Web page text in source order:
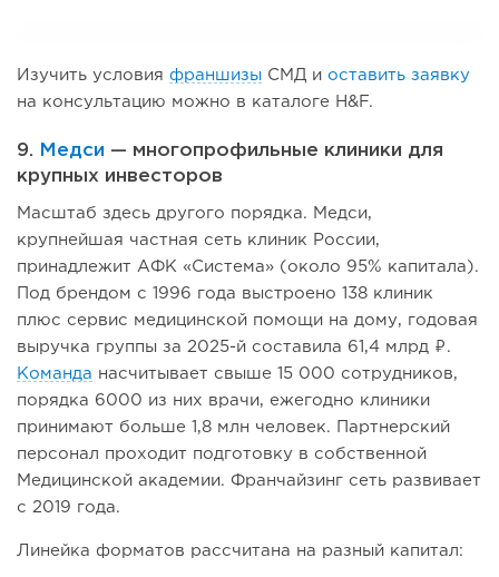
Изучить условия франшизы СМД и оставить заявку
на консультацию можно в каталоге H&F.
9. Медси — многопрофильные клиники для
крупных инвесторов
Масштаб здесь другого порядка. Медси,
крупнейшая частная сеть клиник России,
принадлежит АФК «Система» (около 95% капитала).
Под брендом с 1996 года выстроено 138 клиник
плюс сервис медицинской помощи на дому, годовая
выручка группы за 2025-й составила 61,4 млрд ₽.
Команда насчитывает свыше 15 000 сотрудников,
порядка 6000 из них врачи, ежегодно клиники
принимают больше 1,8 млн человек. Партнерский
персонал проходит подготовку в собственной
Медицинской академии. Франчайзинг сеть развивает
с 2019 года.
Линейка форматов рассчитана на разный капитал: